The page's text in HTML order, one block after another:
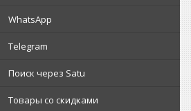
WhatsApp
Telegram
Поиск через Satu
Товары со скидками